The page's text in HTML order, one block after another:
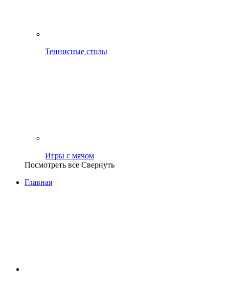
Теннисные столы
Игры с мячом
Посмотреть все Свернуть
Главная